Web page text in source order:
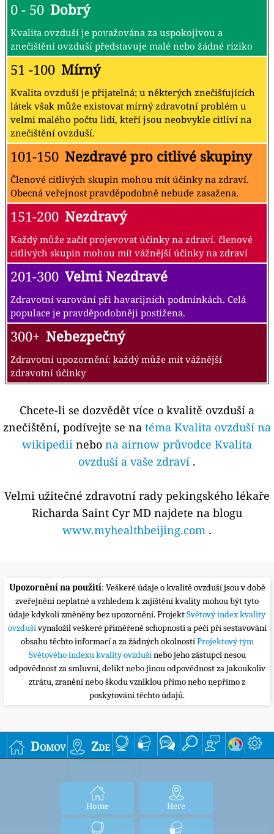
0 - 50 Dobrý
Kvalita ovzduší je považována za uspokojivou a
znečištění ovzduší představuje malé nebo žádné riziko
51 -100 Mírný
Kvalita ovzduší je přijatelná; u některých znečišťujících
látek však může existovat mírný zdravotní problém u
velmi malého počtu lidí, kteří jsou neobvykle citliví na
znečištění ovzduší.
101-150 Nezdravé pro citlivé skupiny
Členové citlivých skupin mohou mít účinky na zdraví.
Obecná veřejnost pravděpodobně nebude zasažena.
151-200 Nezdravý
Každý může začít projevovat účinky na zdraví. členové
citlivých skupin mohou mít vážnější účinky na zdraví
201-300 Velmi Nezdravé
Zdravotní varování při havarijních podmínkách. Celá
populace je pravděpodobněji postižena.
300+ Nebezpečný
Zdravotní upozornění: každý může mít vážnější
zdravotní účinky
Chcete-li se dozvědět více o kvalitě ovzduší a
znečištění, podívejte se na téma Kvalita ovzduší na
wikipedii nebo na airnow průvodce Kvalita
ovzduší a vaše zdraví .
Velmi užitečné zdravotní rady pekingského lékaře
Richarda Saint Cyr MD najdete na blogu
www.myhealthbeijing.com .
Upozornění na použití: Veškeré údaje o kvalitě ovzduší jsou v době
zveřejnění neplatné a vzhledem k zajištění kvality mohou být tyto
údaje kdykoli změněny bez upozornění. ProjektSvětový index kvality
ovzdušívynaložil veškeré přiměřené schopnosti a péči při sestavování
obsahu těchto informací a za žádných okolnostíProjektový tým
Světového indexu kvality ovzdušínebo jeho zástupci nesou
odpovědnost za smluvní, delikt nebo jinou odpovědnost za jakoukoliv
ztrátu, zranění nebo škodu vzniklou přímo nebo nepřímo z
poskytování těchto údajů.
Domov Zde
Home Here